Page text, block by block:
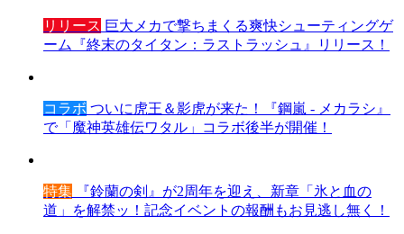
リリース 巨大メカで撃ちまくる爽快シューティングゲ
ーム『終末のタイタン：ラストラッシュ』リリース！
コラボ ついに虎王＆影虎が来た！『鋼嵐 - メカラシ』
で「魔神英雄伝ワタル」コラボ後半が開催！
特集 『鈴蘭の剣』が2周年を迎え、新章「氷と血の
道」を解禁ッ！記念イベントの報酬もお見逃し無く！